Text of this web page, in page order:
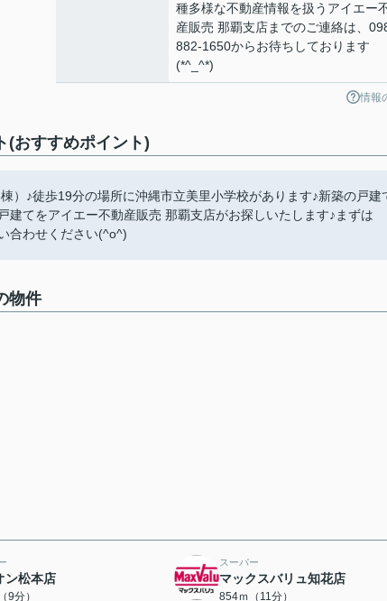
種多様な不動産情報を扱うアイエー
産販売 那覇支店までのご連絡は、
882-1650からお待ちしております
(*^_^*)
情報
(おすすめポイント)
）♪徒歩19分の場所に沖縄市立美里小学校があります♪新築の戸建
てをアイエー不動産販売 那覇支店がお探しいたします♪まずは
合わせください(^o^)
物件
ン松本店
9分）
スーパー
マックスバリュ知花店
854ｍ（11分）